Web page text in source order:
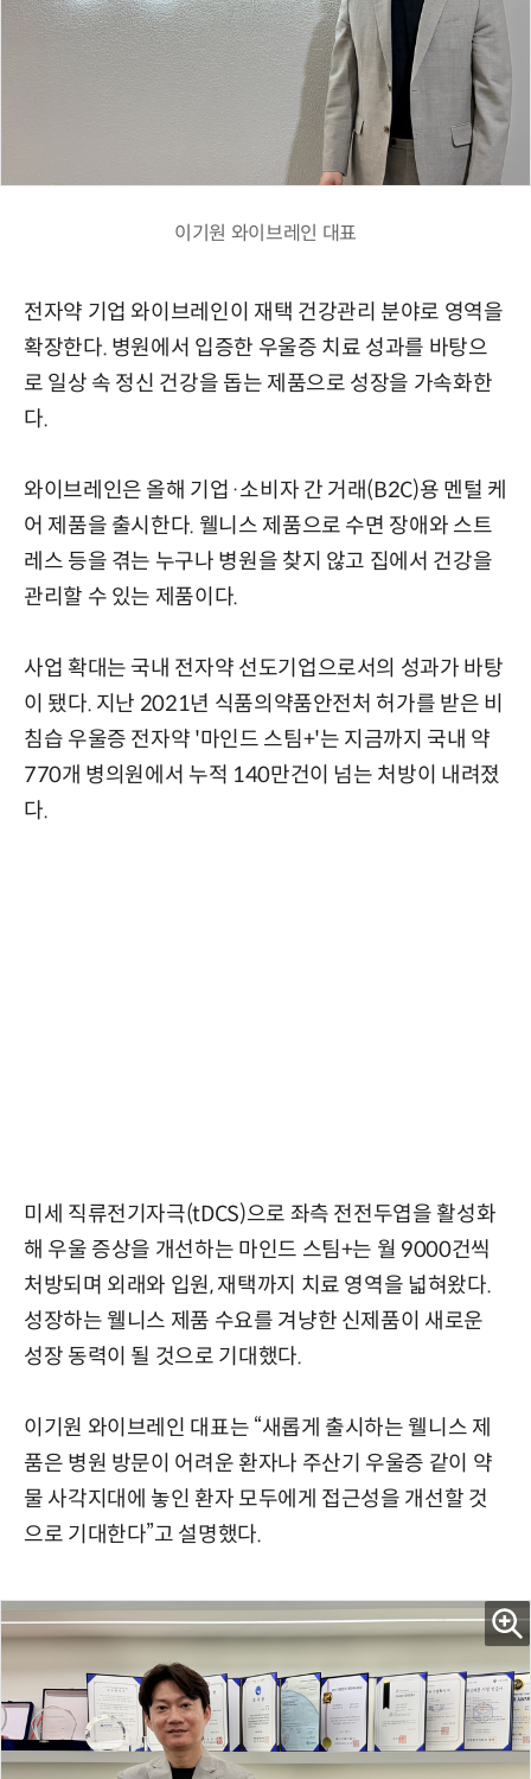
이기원 와이브레인 대표
전자약 기업 와이브레인이 재택 건강관리 분야로 영역을
확장한다. 병원에서 입증한 우울증 치료 성과를 바탕으
로 일상 속 정신 건강을 돕는 제품으로 성장을 가속화한
다.
와이브레인은 올해 기업·소비자 간 거래(B2C)용 멘털 케
어 제품을 출시한다. 웰니스 제품으로 수면 장애와 스트
레스 등을 겪는 누구나 병원을 찾지 않고 집에서 건강을
관리할 수 있는 제품이다.
사업 확대는 국내 전자약 선도기업으로서의 성과가 바탕
이 됐다. 지난 2021년 식품의약품안전처 허가를 받은 비
침습 우울증 전자약 '마인드 스팀+'는 지금까지 국내 약
770개 병의원에서 누적 140만건이 넘는 처방이 내려졌
다.
미세 직류전기자극(tDCS)으로 좌측 전전두엽을 활성화
해 우울 증상을 개선하는 마인드 스팀+는 월 9000건씩
처방되며 외래와 입원, 재택까지 치료 영역을 넓혀왔다.
성장하는 웰니스 제품 수요를 겨냥한 신제품이 새로운
성장 동력이 될 것으로 기대했다.
이기원 와이브레인 대표는 “새롭게 출시하는 웰니스 제
품은 병원 방문이 어려운 환자나 주산기 우울증 같이 약
물 사각지대에 놓인 환자 모두에게 접근성을 개선할 것
으로 기대한다”고 설명했다.